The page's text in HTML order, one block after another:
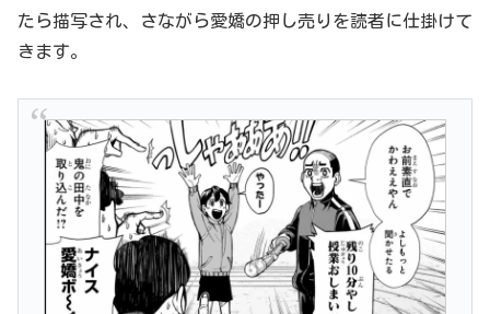
たら描写され、さながら愛嬌の押し売りを読者に仕掛けて
きます。